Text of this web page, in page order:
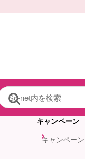
キャンペーン
キャンペー